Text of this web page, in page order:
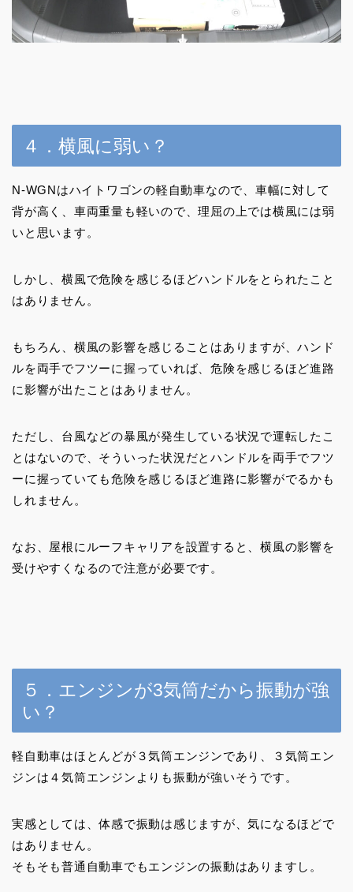
４．横風に弱い？
N-WGNはハイトワゴンの軽自動車なので、車幅に対して
背が高く、車両重量も軽いので、理屈の上では横風には弱
いと思います。
しかし、横風で危険を感じるほどハンドルをとられたこと
はありません。
もちろん、横風の影響を感じることはありますが、ハンド
ルを両手でフツーに握っていれば、危険を感じるほど進路
に影響が出たことはありません。
ただし、台風などの暴風が発生している状況で運転したこ
とはないので、そういった状況だとハンドルを両手でフツ
ーに握っていても危険を感じるほど進路に影響がでるかも
しれません。
なお、屋根にルーフキャリアを設置すると、横風の影響を
受けやすくなるので注意が必要です。
５．エンジンが3気筒だから振動が強
い？
軽自動車はほとんどが３気筒エンジンであり、３気筒エン
ジンは４気筒エンジンよりも振動が強いそうです。
実感としては、体感で振動は感じますが、気になるほどで
はありません。
そもそも普通自動車でもエンジンの振動はありますし。